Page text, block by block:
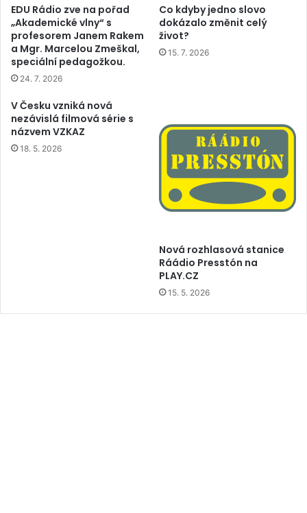
EDU Rádio zve na pořad
„Akademické vlny“ s
profesorem Janem Rakem
a Mgr. Marcelou Zmeškal,
speciální pedagožkou.
24. 7. 2026
Co kdyby jedno slovo
dokázalo změnit celý
život?
15. 7. 2026
V Česku vzniká nová
nezávislá filmová série s
názvem VZKAZ
18. 5. 2026
Nová rozhlasová stanice
Ráádio Presstón na
PLAY.CZ
15. 5. 2026